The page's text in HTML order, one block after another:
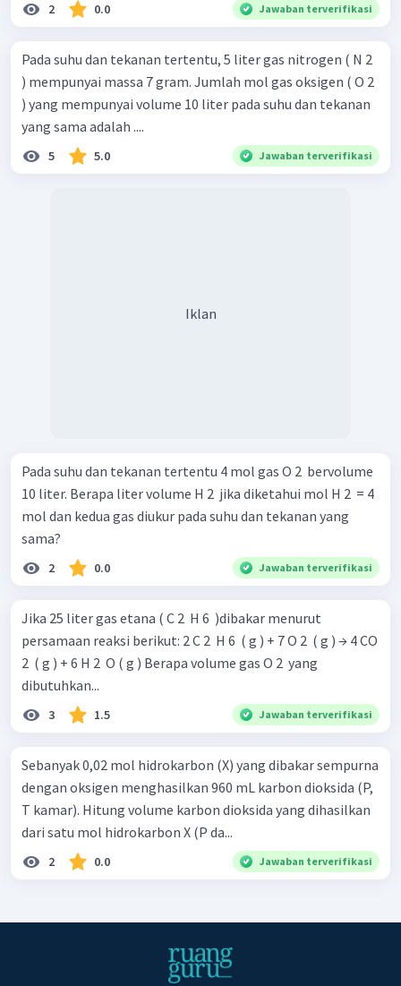
2 0.0 Jawaban terverifikasi
Pada suhu dan tekanan tertentu, 5 liter gas nitrogen ( N 2 ​
) mempunyai massa 7 gram. Jumlah mol gas oksigen ( O 2 ​
) yang mempunyai volume 10 liter pada suhu dan tekanan
yang sama adalah ....
5 5.0 Jawaban terverifikasi
Iklan
Pada suhu dan tekanan tertentu 4 mol gas O 2 ​ bervolume
10 liter. Berapa liter volume H 2 ​ jika diketahui mol H 2 ​ = 4
mol dan kedua gas diukur pada suhu dan tekanan yang
sama?
2 0.0 Jawaban terverifikasi
Jika 25 liter gas etana ( C 2 ​ H 6 ​ )dibakar menurut
persamaan reaksi berikut: 2 C 2 ​ H 6 ​ ( g ) + 7 O 2 ​ ( g ) → 4 CO
2 ​ ( g ) + 6 H 2 ​ O ( g ) Berapa volume gas O 2 ​ yang
dibutuhkan...
3 1.5 Jawaban terverifikasi
Sebanyak 0,02 mol hidrokarbon (X) yang dibakar sempurna
dengan oksigen menghasilkan 960 mL karbon dioksida (P,
T kamar). Hitung volume karbon dioksida yang dihasilkan
dari satu mol hidrokarbon X (P da...
2 0.0 Jawaban terverifikasi